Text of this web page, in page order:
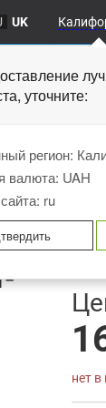
UK
уточните:
регион:
валюта: UAH
ru
нет в